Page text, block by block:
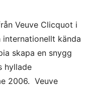
Veuve Clicquot i
internationellt kända
skapa en snygg
hyllade
2006. Veuve